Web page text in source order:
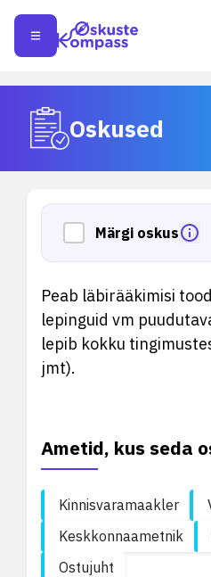
Oskused
Märgi oskus
Peab läbirääkimisi
lepinguid vm
lepib kokku
jmt).
Ametid, kus seda
Kinnisvaramaakler
Keskkonnaametnik
Ostujuht